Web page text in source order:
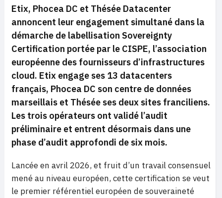
Etix, Phocea DC et Thésée Datacenter
annoncent leur engagement simultané dans la
démarche de labellisation Sovereignty
Certification portée par le CISPE, l’association
européenne des fournisseurs d’infrastructures
cloud. Etix engage ses 13 datacenters
français, Phocea DC son centre de données
marseillais et Thésée ses deux sites franciliens.
Les trois opérateurs ont validé l’audit
préliminaire et entrent désormais dans une
phase d’audit approfondi de six mois.
Lancée en avril 2026, et fruit d’un travail consensuel
mené au niveau européen, cette certification se veut
le premier référentiel européen de souveraineté